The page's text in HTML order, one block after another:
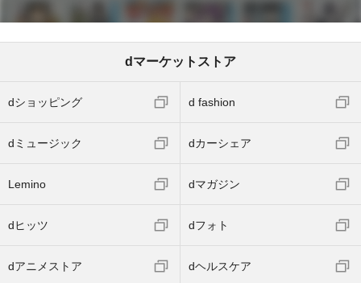
dマーケットストア
dショッピング d fashion
dミュージック dカーシェア
Lemino dマガジン
dヒッツ dフォト
dアニメストア dヘルスケア